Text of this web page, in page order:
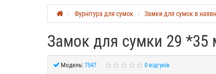
Фурнітура для сумок Замки для сумок в
Замок для сумки 29 *35
Модель: 7547 0 відгуків